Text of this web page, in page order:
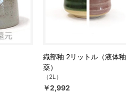
織部釉 2リットル（液体釉
薬）
（2L）
￥2,992